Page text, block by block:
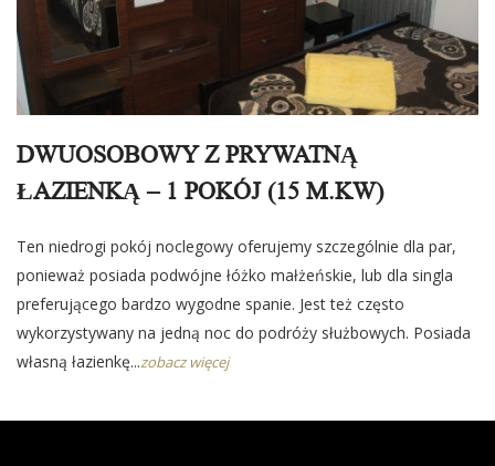
DWUOSOBOWY Z PRYWATNĄ
ŁAZIENKĄ – 1 POKÓJ (15 M.KW)
Ten niedrogi pokój noclegowy oferujemy szczególnie dla par,
ponieważ posiada podwójne łóżko małżeńskie, lub dla singla
preferującego bardzo wygodne spanie. Jest też często
wykorzystywany na jedną noc do podróży służbowych. Posiada
własną łazienkę...zobacz więcej